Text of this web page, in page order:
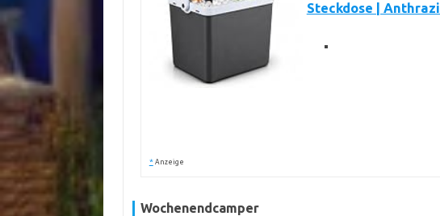
Steckdose |
* Anzeige
Wochenendcamper